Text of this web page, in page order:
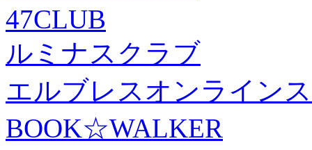
47CLUB
ルミナスクラブ
エルブレスオンライン
BOOK☆WALKER